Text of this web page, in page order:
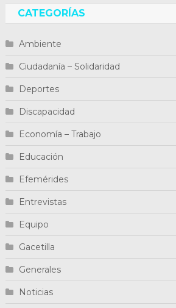
CATEGORÍAS
Ambiente
Ciudadanía – Solidaridad
Deportes
Discapacidad
Economía – Trabajo
Educación
Efemérides
Entrevistas
Equipo
Gacetilla
Generales
Noticias